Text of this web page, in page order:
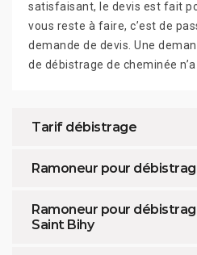
satisfaisant, le devis est fait
vous reste à faire, c’est de
demande de devis. Une
de débistrage de cheminée
Tarif débistrage
Ramoneur pour
Ramoneur pour
Saint Bihy